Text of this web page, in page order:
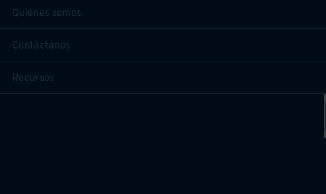
Quiénes somos
Contáctanos
Recursos